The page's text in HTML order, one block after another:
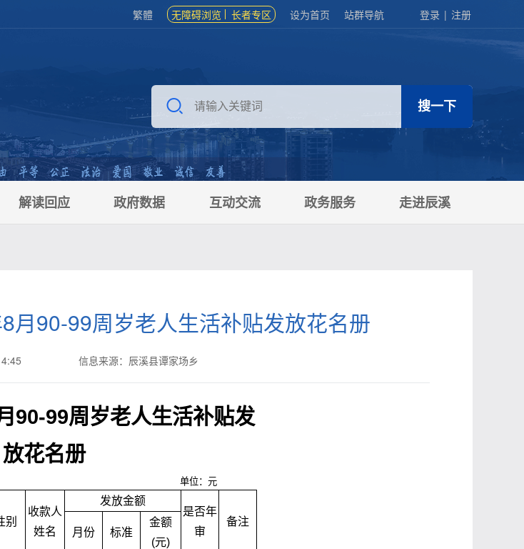
繁體 无障碍浏览 长者专区 设为首页 站群导航 登录 | 注册
解读回应 政府数据 互动交流 政务服务 走进辰溪
月90-99周岁老人生活补贴发放花名册
信息来源：辰溪县谭家场乡
90-99周岁老人生活补贴发
放花名册
单位：元
别
收款人
姓名
发放金额
是否年
审
备注
月份
标准
金额
(元)